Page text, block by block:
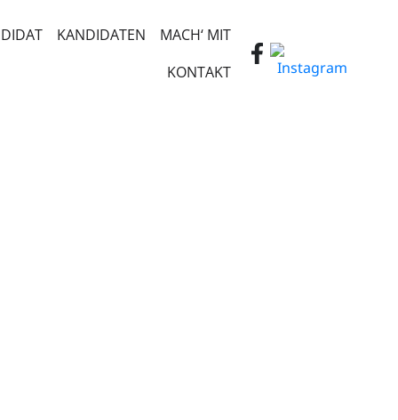
KANDIDATEN
MACH‘ MIT
KONTAKT